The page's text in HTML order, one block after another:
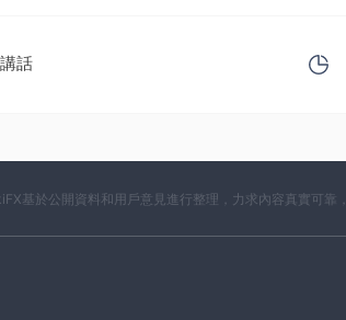
話
基於公開資料和用戶意見進行整理，力求內容真實可靠